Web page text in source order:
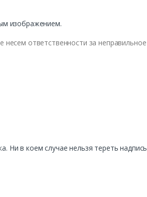
изображением.
несем ответственности за неправильное
. Ни вкоем случае нельзя тереть надпись